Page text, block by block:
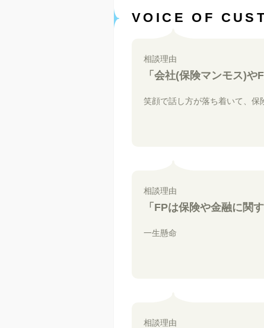
VOICE OF
相談理由
「会社(保険マンモス)や
笑顔で話し方が落ち着いて、保
相談理由
「FPは保険や金融に関
一生懸命
相談理由